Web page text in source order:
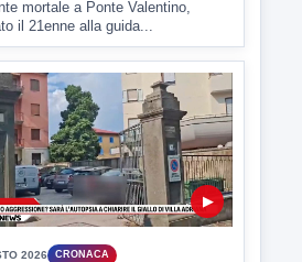
mortale a Ponte Valentino,
il 21enne alla guida...
▶
2026 CRONACA